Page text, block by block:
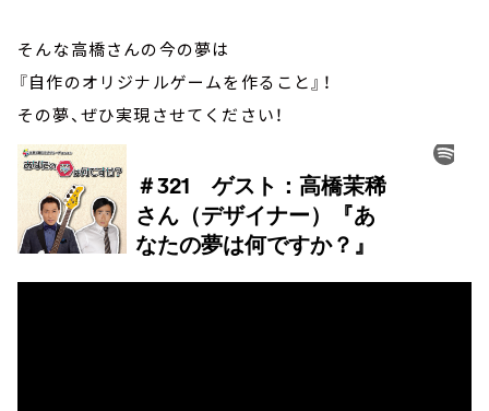
そんな高橋さんの今の夢は
『自作のオリジナルゲームを作ること』！
その夢、ぜひ実現させてください！